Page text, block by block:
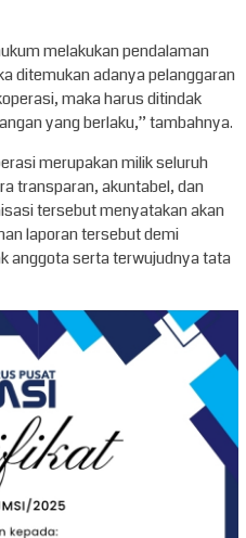
melakukan pendalaman
ditemukan adanya pelanggaran
maka harus ditindak
yang berlaku,” tambahnya.
merupakan milik seluruh
transparan, akuntabel, dan
tersebut menyatakan akan
laporan tersebut demi
anggota serta terwujudnya tata